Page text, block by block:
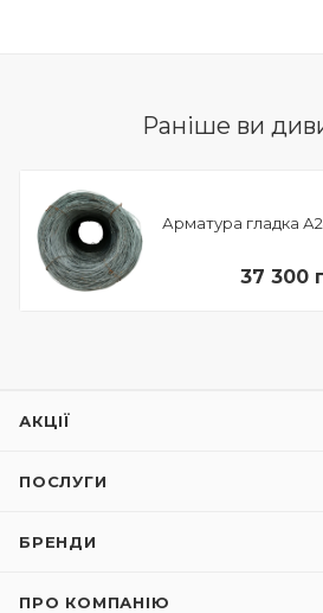
Раніше ви
Арматура гладка
37 300
АКЦІЇ
ПОСЛУГИ
БРЕНДИ
ПРО КОМПАНІЮ